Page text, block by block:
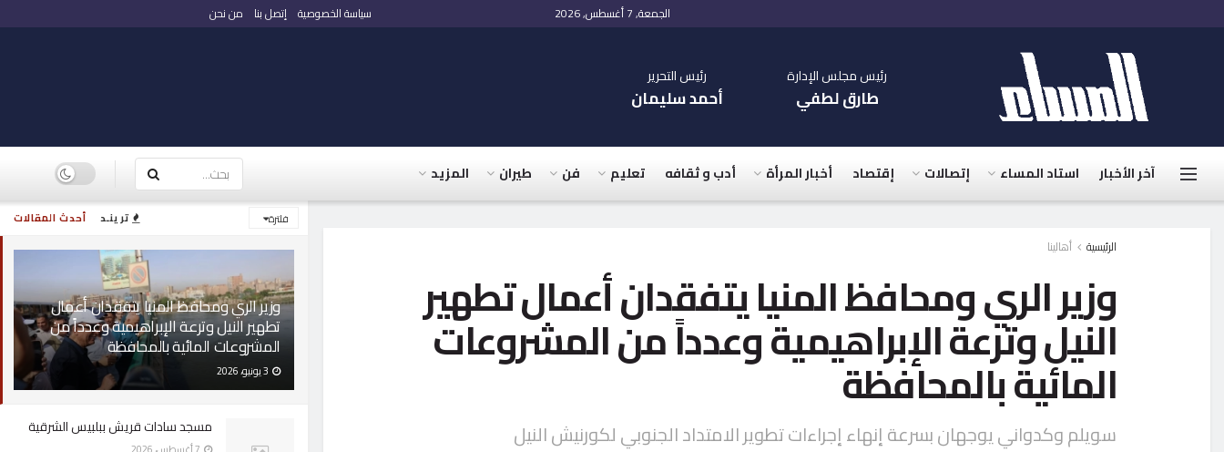
أحدث المقالات ترينـد فلترة
وزير الري ومحافظ المنيا يتفقدان أعمال
تطهير النيل وترعة الإبراهيمية وعدداً من
المشروعات المائية بالمحافظة
مسجد سادات قريش ببلبيس الشرقية
الجمعة, 7 أغسطس, 2026 سياسة الخصوصية إتصل بنا من نحن
رئيس مجلس الإدارة
طارق لطفي
رئيس التحرير
أحمد سليمان
آخر الأخبار استاد المساء إتصالات إقتصاد أخبار المرأة أدب و ثقافه تعليم فن طيران المزيد
الرئيسية أهالينا
وزير الري ومحافظ المنيا يتفقدان أعمال تطهير
النيل وترعة الإبراهيمية وعدداً من المشروعات
المائية بالمحافظة
سويلم وكدواني يوجهان بسرعة إنهاء إجراءات تطوير الامتداد الجنوبي لكورنيش النيل